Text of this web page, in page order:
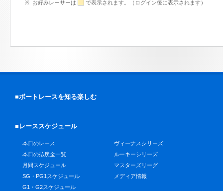
お好みレーサーは で表示されます。（ログイン後に表示されます）
■ボートレースを知る楽しむ
■レーススケジュール
本日のレース
本日の払戻金一覧
月間スケジュール
SG・PG1スケジュール
G1・G2スケジュール
ヴィーナスシリーズ
ルーキーシリーズ
マスターズリーグ
メディア情報